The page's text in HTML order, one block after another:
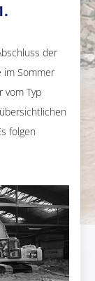
der
im Sommer
vom Typ
folgen